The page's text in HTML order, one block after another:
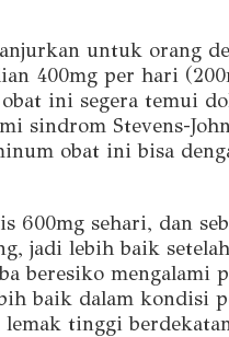
untuk orang
400mg per hari
ini segera temui
sindrom Stevens-
obat ini bisa
600mg sehari, dan
jadi lebih baik
beresiko mengalami
baik dalam kondisi
tinggi